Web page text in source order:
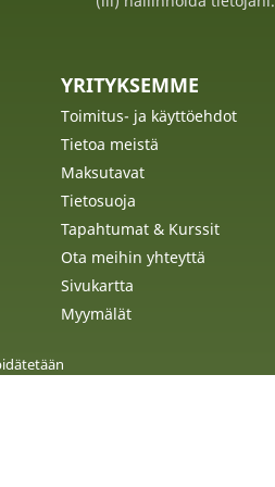
YRITYKSEMME
Toimitus- ja käyttöehdot
Tietoa meistä
Maksutavat
Tietosuoja
Tapahtumat & Kurssit
Ota meihin yhteyttä
Sivukartta
Myymälät